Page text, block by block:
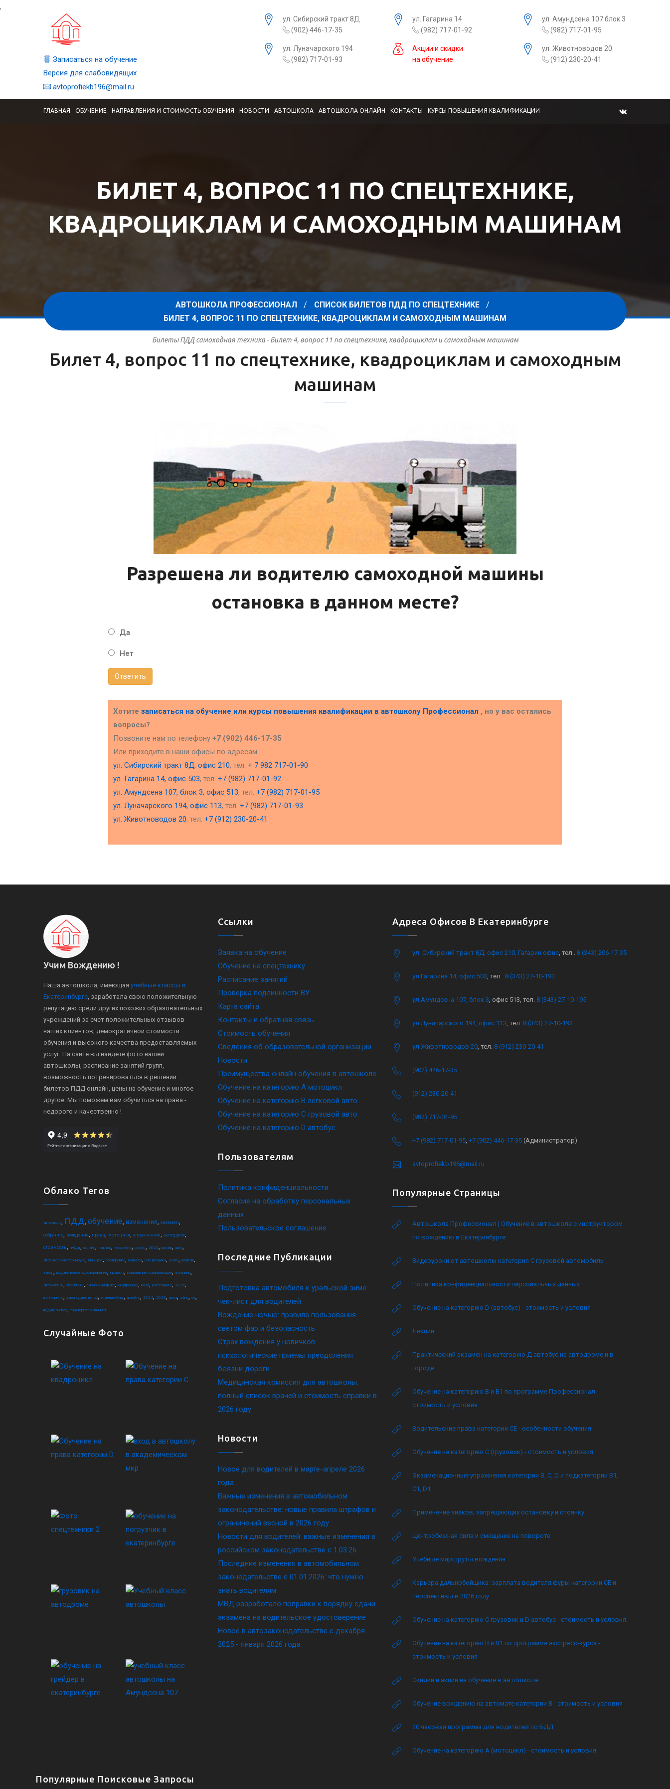
,
Записаться на обучение
Версия для слабовидящих
avtoprofiekb196@mail.ru
ул. Сибирский тракт 8Д
(902) 446-17-35
ул. Гагарина 14
(982) 717-01-92
ул. Амундсена 107 блок 3
(982) 717-01-95
ул. Луначарского 194
(982) 717-01-93
Акции и скидки
на обучение
ул. Животноводов 20
(912) 230-20-41
ГЛАВНАЯ ОБУЧЕНИЕ НАПРАВЛЕНИЯ И СТОИМОСТЬ ОБУЧЕНИЯ НОВОСТИ АВТОШКОЛА АВТОШКОЛА ОНЛАЙН КОНТАКТЫ КУРСЫ ПОВЫШЕНИЯ КВАЛИФИКАЦИИ
БИЛЕТ 4, ВОПРОС 11 ПО СПЕЦТЕХНИКЕ,
КВАДРОЦИКЛАМ И САМОХОДНЫМ МАШИНАМ
АВТОШКОЛА ПРОФЕССИОНАЛ
СПИСОК БИЛЕТОВ ПДД ПО СПЕЦТЕХНИКЕ
БИЛЕТ 4, ВОПРОС 11 ПО СПЕЦТЕХНИКЕ, КВАДРОЦИКЛАМ И САМОХОДНЫМ МАШИНАМ
Билеты ПДД самоходная техника - Билет 4, вопрос 11 по спецтехнике, квадроциклам и самоходным машинам
Билет 4, вопрос 11 по спецтехнике, квадроциклам и самоходным
машинам
Разрешена ли водителю самоходной машины
остановка в данном месте?
Да
Нет
Ответить
Хотите записаться на обучение или курсы повышения квалификации в автошколу Профессионал , но у вас остались
вопросы?
Позвоните нам по телефону +7 (902) 446-17-35
Или приходите в наши офисы по адресам
ул. Сибирский тракт 8Д, офис 210, тел. + 7 982 717-01-90
ул. Гагарина 14, офис 503, тел. +7 (982) 717-01-92
ул. Амундсена 107, блок 3, офис 513, тел. +7 (982) 717-01-95
ул. Луначарского 194, офис 113, тел. +7 (982) 717-01-93
ул. Животноводов 20, тел. +7 (912) 230-20-41
Учим Вождению !
Наша автошкола, имеющая учебные классы в
Екатеринбурге , заработала свою положительную
репутацию среди других похожих образовательных
учреждений за счет положительных отзывов
наших клиентов, демократичной стоимости
обучения и высокого качества предоставляемых
услуг. На сайте вы найдете фото нашей
автошколы, расписание занятий групп,
возможность потренироваться в решении
билетов ПДД онлайн, цены на обучение и многое
другое. Мы поможем вам обучиться на права -
недорого и качественно !
Облако Тегов
автошкола пдд обучение изменения экзамен
собрание вождение права мотоцикл упражнения автодром
стоимость гибдд онлайн трактор техосмотр курсы 2022 штраф авто
автошкола екатеринбург маршрут сортировка новости спецтехника осаго шарташ
закон водительское удостоверение правила повышение квалификации грузовик
автомобиль экзамены сибирский тракт квадроцикл коап категория c 2025
категория d законодательство екатеринбург автобус 2024 2023 цена офис ce
водительское тракторист-машинист
Случайные Фото
Ссылки
Заявка на обучение
Обучение на спецтехнику
Расписание занятий
Проверка подлинности ВУ
Карта сайта
Контакты и обратная связь
Стоимость обучения
Сведения об образовательной организации
Новости
Преимущества онлайн обучения в автошколе
Обучение на категорию A мотоцикл
Обучение на категорию B легковой авто
Обучение на категорию C грузовой авто
Обучение на категорию D автобус
Пользователям
Политика конфиденциальности
Согласие на обработку персональных
данных
Пользовательское соглашение
Последние Публикации
Подготовка автомобиля к уральской зиме:
чек-лист для водителей
Вождение ночью: правила пользования
светом фар и безопасность
Страх вождения у новичков:
психологические приемы преодоления
боязни дороги
Медицинская комиссия для автошколы:
полный список врачей и стоимость справки в
2026 году
Новости
Новое для водителей в марте-апреле 2026
года
Важные изменения в автомобильном
законодательстве: новые правила штрафов и
ограничений весной в 2026 году
Новости для водителей: важные изменения в
российском законодательстве c 1.03.26
Последние изменения в автомобильном
законодательстве c 01.01.2026: что нужно
знать водителям
МВД разработало поправки к порядку сдачи
экзамена на водительское удостоверение
Новое в автозаконодательстве с декабря
2025 - января 2026 года
Адреса Офисов В Екатеринбурге
ул. Сибирский тракт 8Д, офис 210, Гагарин офис , тел . 8 (343) 206-17-35
ул.Гагарина 14, офис 503 , тел . 8 (343) 27-10-192
ул.Амундсена 107, блок 3 , офис 513, тел. 8 (343) 27-10-195
ул.Луначарского 194, офис 113 , тел. 8 (343) 27-10-193
ул.Животноводов 20 , тел. 8 (912) 230-20-41
(902) 446-17-35
(912) 230-20-41
(982) 717-01-95
+7 (982) 717-01-95 +7 (902) 446-17-35 (Администратор)
avtoprofiekb196@mail.ru
Популярные Страницы
Автошкола Профессионал | Обучение в автошколе с инструктором
по вождению в Екатеринбурге
Видеоуроки от автошколы категория C грузовой автомобиль
Политика конфиденциальности персональных данных
Обучение на категорию D (автобус) - стоимость и условия
Лекции
Практический экзамен на категорию Д автобус на автодроме и в
городе
Обучение на категорию B и B1 по программе Профессионал -
стоимость и условия
Водительские права категории CE - особенности обучения
Обучение на категорию C (грузовик) - стоимость и условия
Экзаменационные упражнения категории B, C, D и подкатегории B1,
C1, D1
Применение знаков, запрещающих остановку и стоянку
Центробежная сила и смещение на повороте
Учебные маршруты вождения
Карьера дальнобойщика: зарплата водителя фуры категории CE и
перспективы в 2026 году
Обучение на категорию C грузовик и D автобус - стоимость и условия
Обучение на категорию B и B1 по программе экспресс-курса -
стоимость и условия
Скидки и акции на обучение в автошколе
Обучение вождению на автомате категории B - стоимость и условия
20 часовая программа для водителей по БДД
Обучение на категорию А (мотоцикл) - стоимость и условия
Популярные Поисковые Запросы